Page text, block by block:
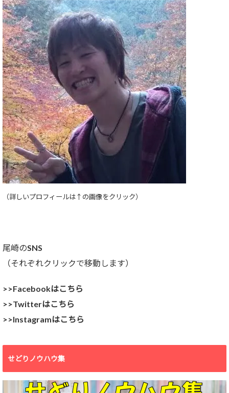
（詳しいプロフィールは↑の画像をクリック）
尾崎のSNS
（それぞれクリックで移動します）
>>Facebookはこちら
>>Twitterはこちら
>>Instagramはこちら
せどりノウハウ集